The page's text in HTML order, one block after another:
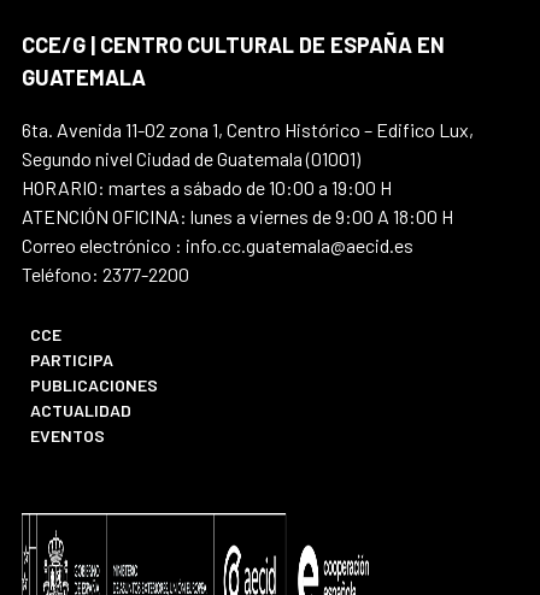
CCE/G | CENTRO CULTURAL DE ESPAÑA EN
GUATEMALA
6ta. Avenida 11-02 zona 1, Centro Histórico – Edifico Lux,
Segundo nivel Ciudad de Guatemala (01001)
HORARIO: martes a sábado de 10:00 a 19:00 H
ATENCIÓN OFICINA: lunes a viernes de 9:00 A 18:00 H
Correo electrónico : info.cc.guatemala@aecid.es
Teléfono: 2377-2200
CCE
PARTICIPA
PUBLICACIONES
ACTUALIDAD
EVENTOS